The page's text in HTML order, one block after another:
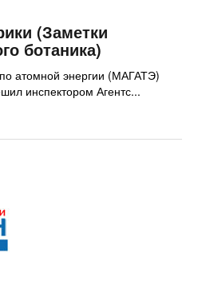
(Заметки
ботаника)
атомной энергии (МАГАТЭ)
инспектором Агентс...